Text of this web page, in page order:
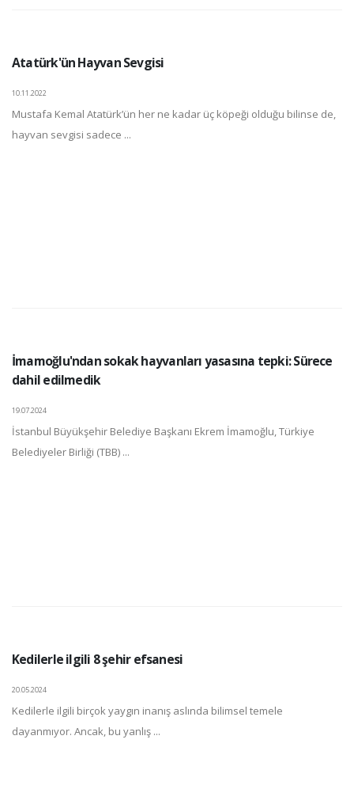
Atatürk'ün Hayvan Sevgisi
10.11.2022
Mustafa Kemal Atatürk’ün her ne kadar üç köpeği olduğu bilinse de,
hayvan sevgisi sadece ...
İmamoğlu'ndan sokak hayvanları yasasına tepki: Sürece
dahil edilmedik
19.07.2024
İstanbul Büyükşehir Belediye Başkanı Ekrem İmamoğlu, Türkiye
Belediyeler Birliği (TBB) ...
Kedilerle ilgili 8 şehir efsanesi
20.05.2024
Kedilerle ilgili birçok yaygın inanış aslında bilimsel temele
dayanmıyor. Ancak, bu yanlış ...